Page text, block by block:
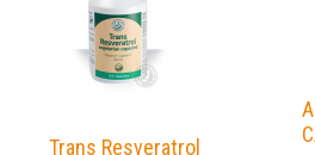
Trans Resveratrol